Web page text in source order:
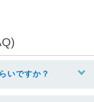
いですか？